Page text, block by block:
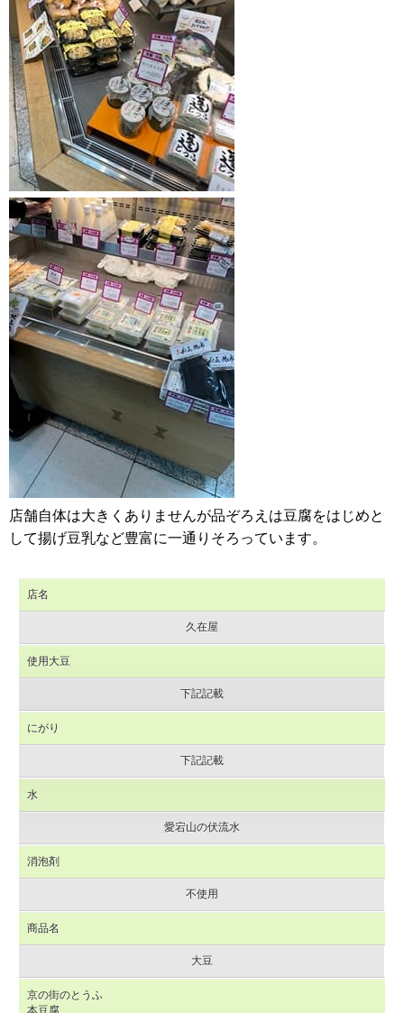
店舗自体は大きくありませんが品ぞろえは豆腐をはじめと
して揚げ豆乳など豊富に一通りそろっています。
店名
久在屋
使用大豆
下記記載
にがり
下記記載
水
愛宕山の伏流水
消泡剤
不使用
商品名
大豆
京の街のとうふ
本豆腐